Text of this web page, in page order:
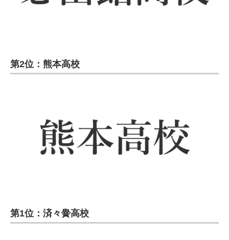
第2位：熊本高校
第1位：済々黌高校